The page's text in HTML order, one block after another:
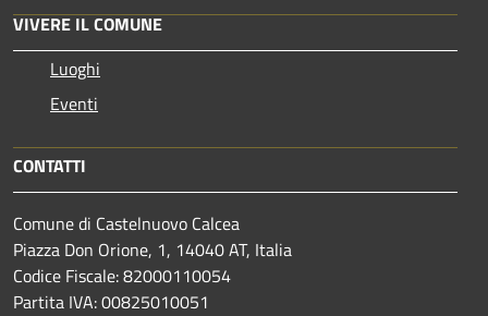
VIVERE IL COMUNE
Luoghi
Eventi
CONTATTI
Comune di Castelnuovo Calcea
Piazza Don Orione, 1, 14040 AT, Italia
Codice Fiscale: 82000110054
Partita IVA: 00825010051